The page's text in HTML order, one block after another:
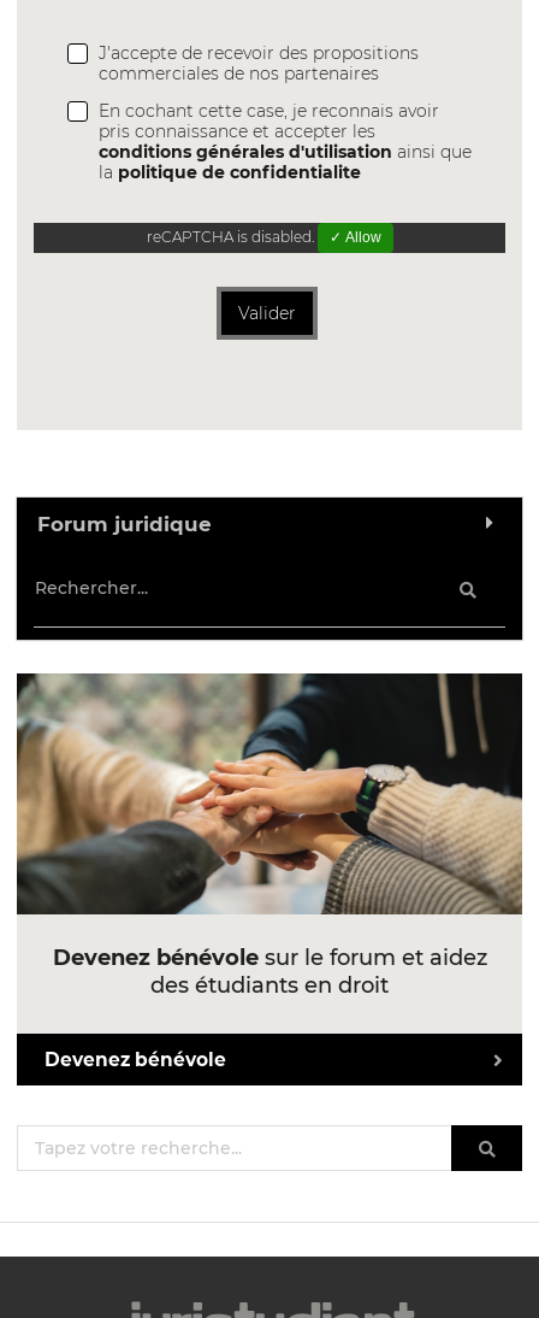
J'accepte de recevoir des propositions
commerciales de nos partenaires
En cochant cette case, je reconnais avoir
pris connaissance et accepter les
conditions générales d'utilisation ainsi que
la politique de confidentialite
reCAPTCHA is disabled. ✓ Allow
Valider
Forum juridique
Devenez bénévolesur le forum et aidez
des étudiants en droit
Devenez bénévole